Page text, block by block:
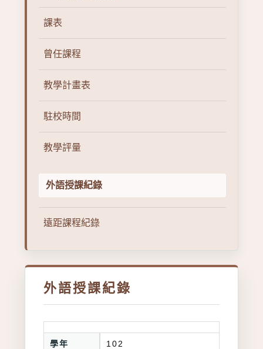
課表
曾任課程
教學計畫表
駐校時間
教學評量
外語授課紀錄
遠距課程紀錄
外語授課紀錄
學年 102